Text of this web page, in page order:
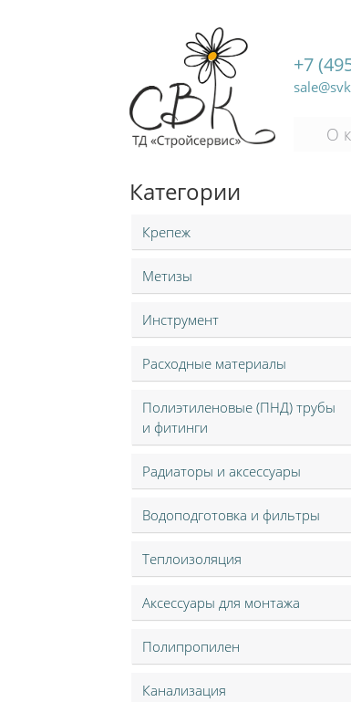
+7
О
Категории
Крепеж
Метизы
Инструмент
Расходные материалы
Полиэтиленовые (ПНД) трубы
и фитинги
Радиаторы и аксессуары
Водоподготовка и фильтры
Теплоизоляция
Аксессуары для монтажа
Полипропилен
Канализация